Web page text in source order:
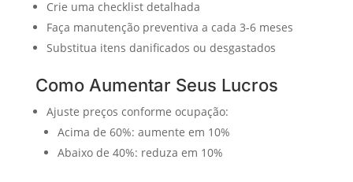
Crie uma checklist detalhada
Faça manutenção preventiva a cada 3-6 meses
Substitua itens danificados ou desgastados
Como Aumentar Seus Lucros
Ajuste preços conforme ocupação:
Acima de 60%: aumente em 10%
Abaixo de 40%: reduza em 10%